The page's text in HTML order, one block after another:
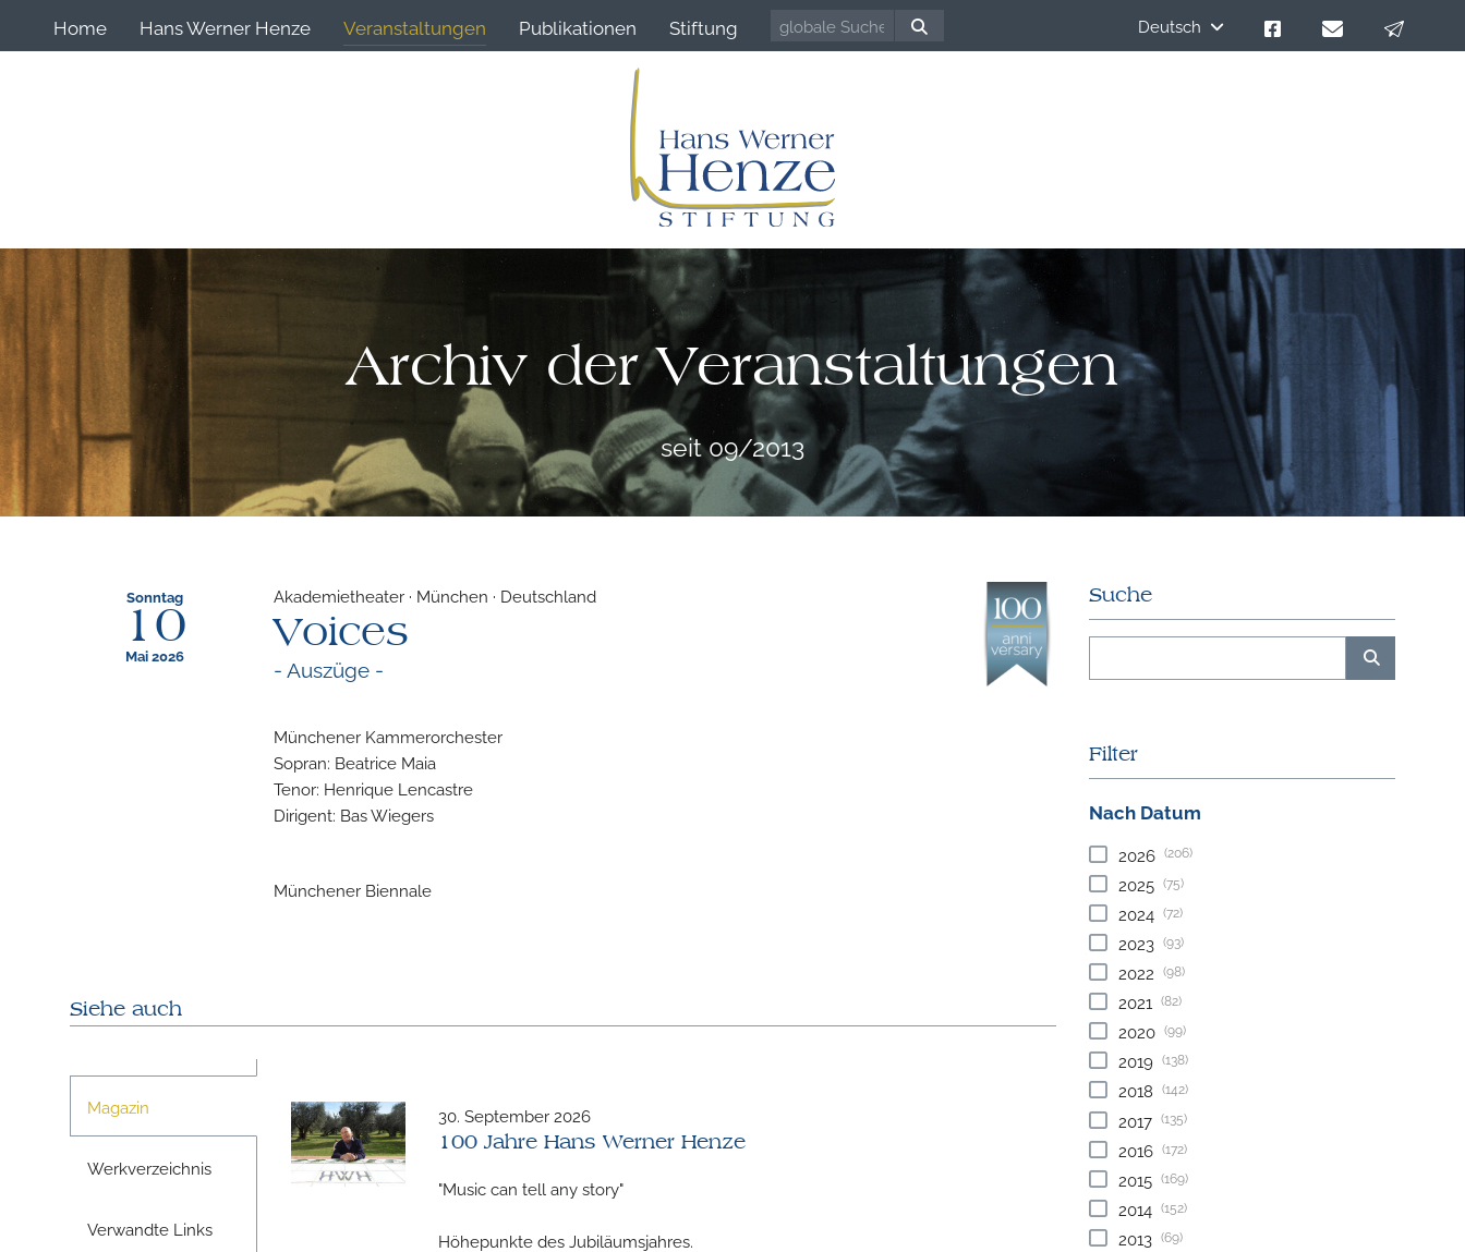
Home Hans Werner Henze Veranstaltungen Publikationen Stiftung Deutsch
Archiv der Veranstaltungen
seit 09/2013
Sonntag
10
Mai 2026
Akademietheater · München · Deutschland
Voices
- Auszüge -
Münchener Kammerorchester
Sopran: Beatrice Maia
Tenor: Henrique Lencastre
Dirigent: Bas Wiegers
Münchener Biennale
Siehe auch
Magazin
Werkverzeichnis
Verwandte Links
30. September 2026
100 Jahre Hans Werner Henze
"Music can tell any story"
Höhepunkte des Jubiläumsjahres.
Suche
Filter
Nach Datum
2026 (206)
2025 (75)
2024 (72)
2023 (93)
2022 (98)
2021 (82)
2020 (99)
2019 (138)
2018 (142)
2017 (135)
2016 (172)
2015 (169)
2014 (152)
2013 (69)